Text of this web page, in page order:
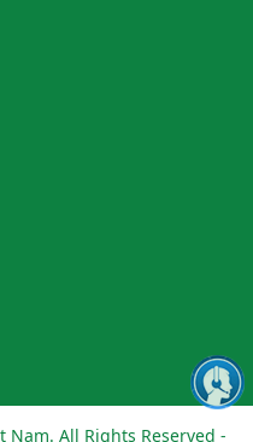
All Rights Reserved -